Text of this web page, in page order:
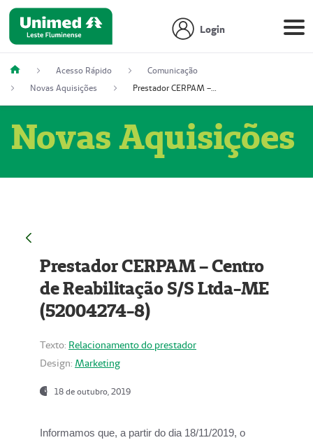
Login
Acesso Rápido
Comunicação
Novas Aquisições
Prestador CERPAM – Centro de Reabilitação S/S Ltda-ME (52004274-8)
Novas Aquisições
Prestador CERPAM – Centro
de Reabilitação S/S Ltda-ME
(52004274-8)
Texto: Relacionamento do prestador
Design: Marketing
18 de outubro, 2019
Informamos que, a partir do dia 18/11/2019, o